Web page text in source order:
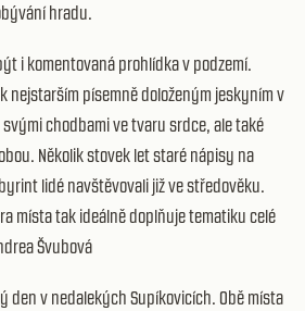
hradu.
i komentovaná prohlídka v podzemí.
nejstarším písemně doloženým jeskyním v
chodbami ve tvaru srdce, ale také
Několik stovek let staré nápisy na
lidé navštěvovali již ve středověku.
místa tak ideálně doplňuje tematiku celé
Švubová
den v nedalekých Supíkovicích. Obě místa